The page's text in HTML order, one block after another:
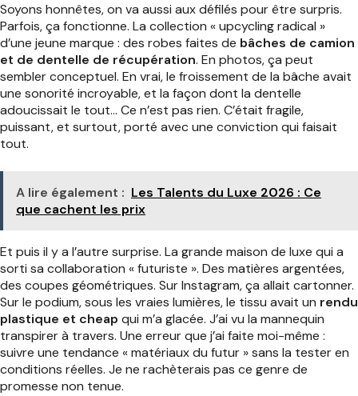
Soyons honnêtes, on va aussi aux défilés pour être surpris.
Parfois, ça fonctionne. La collection « upcycling radical »
d’une jeune marque : des robes faites de bâches de camion
et de dentelle de récupération. En photos, ça peut
sembler conceptuel. En vrai, le froissement de la bâche avait
une sonorité incroyable, et la façon dont la dentelle
adoucissait le tout… Ce n’est pas rien. C’était fragile,
puissant, et surtout, porté avec une conviction qui faisait
tout.
A lire également : Les Talents du Luxe 2026 : Ce
que cachent les prix
Et puis il y a l’autre surprise. La grande maison de luxe qui a
sorti sa collaboration « futuriste ». Des matières argentées,
des coupes géométriques. Sur Instagram, ça allait cartonner.
Sur le podium, sous les vraies lumières, le tissu avait un rendu
plastique et cheap qui m’a glacée. J’ai vu la mannequin
transpirer à travers. Une erreur que j’ai faite moi-même :
suivre une tendance « matériaux du futur » sans la tester en
conditions réelles. Je ne rachèterais pas ce genre de
promesse non tenue.